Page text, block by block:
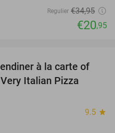
Regulier €34,95
€20,95
38%
à la carte of
Italian Pizza
9.5 star